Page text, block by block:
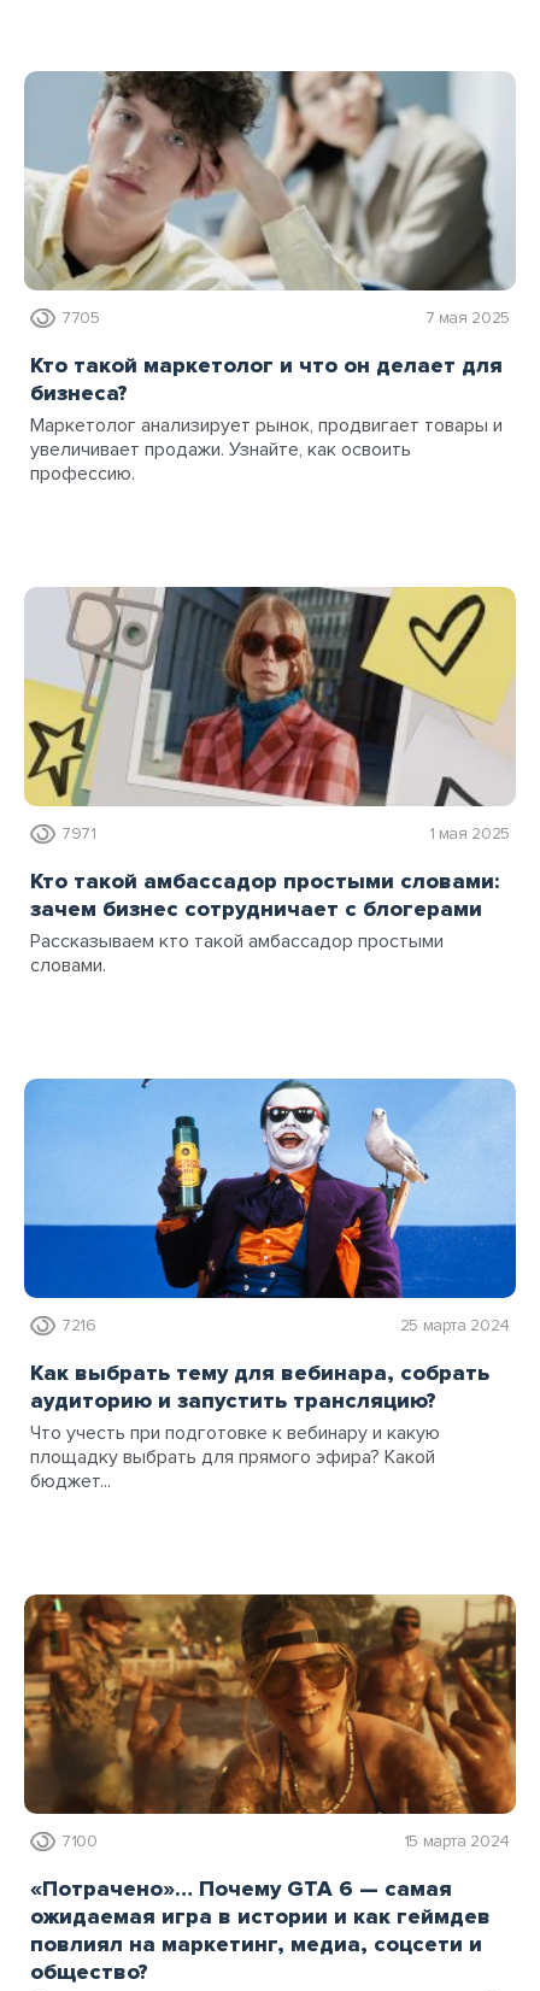
7705 7 мая 2025
Кто такой маркетолог и что он делает для
бизнеса?
Маркетолог анализирует рынок, продвигает товары и
увеличивает продажи. Узнайте, как освоить
профессию.
7971 1 мая 2025
Кто такой амбассадор простыми словами:
зачем бизнес сотрудничает с блогерами
Рассказываем кто такой амбассадор простыми
словами.
7216 25 марта 2024
Как выбрать тему для вебинара, собрать
аудиторию и запустить трансляцию?
Что учесть при подготовке к вебинару и какую
площадку выбрать для прямого эфира? Какой
бюджет...
7100 15 марта 2024
«Потрачено»… Почему GTA 6 — самая
ожидаемая игра в истории и как геймдев
повлиял на маркетинг, медиа, соцсети и
общество?